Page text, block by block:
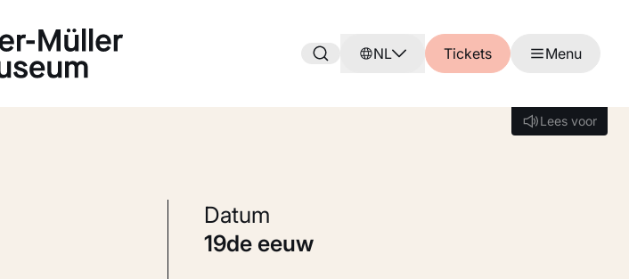
NL Tickets Menu
Lees voor
Lees voor
Datum
19de eeuw